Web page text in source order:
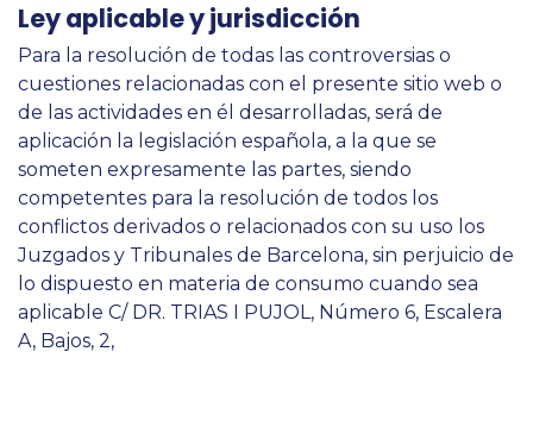
Ley aplicable y jurisdicción
Para la resolución de todas las controversias o
cuestiones relacionadas con el presente sitio web o
de las actividades en él desarrolladas, será de
aplicación la legislación española, a la que se
someten expresamente las partes, siendo
competentes para la resolución de todos los
conflictos derivados o relacionados con su uso los
Juzgados y Tribunales de Barcelona, sin perjuicio de
lo dispuesto en materia de consumo cuando sea
aplicable C/ DR. TRIAS I PUJOL, Número 6, Escalera
A, Bajos, 2,